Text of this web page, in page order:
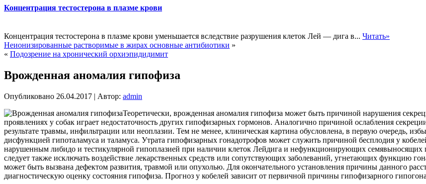
Концентрация тестостерона в плазме крови
Концентрация тестостерона в плазме крови уменьшается вследствие разрушения клеток Лей — дига в... Читать»
Неионизированные растворимые в жирах основные антибиотики »
« Подозрение на хронический орхиэпидидимит
Врожденная аномалия гипофиза
Опубликовано 26.04.2017 | Автор: admin
Теоретически, врожденная аномалия гипофиза может быть причиной нарушения
проявлениях у собак играет недостаточность других гипофизарных гормонов. Аналогично причиной ослабления
результате травмы, инфильтрации или неоплазии. Тем не менее, клиническая картина обусловлена, в первую очередь,
дисфункцией гипоталамуса и таламуса. Утрата гипофизарных гонадотрофов может служить причиной бесплодия у
нарушенным либидо и тестикулярной гипоплазией при наличии клеток Лейдига и нефункционирующих семявыносящих
следует также исключать воздействие лекарственных средств или сопутствующих заболеваний, угнетающих функцию
может быть вызвана дефектом развития, травмой или опухолью. Для окончательного установления причины данного
диагностическую оценку состояния гипофиза. Прогноз у кобелей зависит от первичной причины гипофизарного